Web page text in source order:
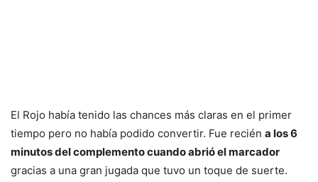
El Rojo había tenido las chances más claras en el primer
tiempo pero no había podido convertir. Fue recién a los 6
minutos del complemento cuando abrió el marcador
gracias a una gran jugada que tuvo un toque de suerte.